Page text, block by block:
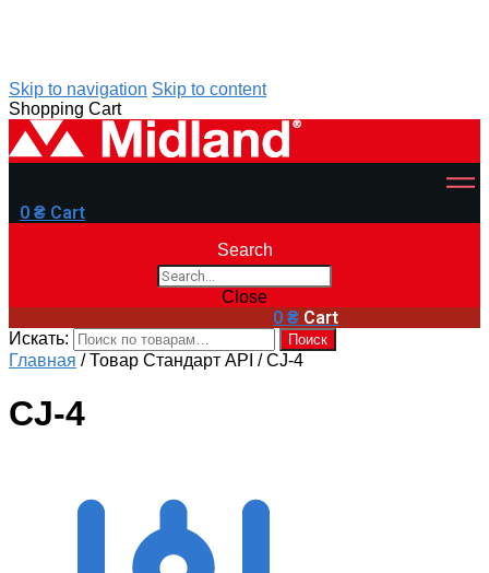
Skip to navigation Skip to content
Shopping Cart
0 ₴ Cart
Search
Close
0₴ Cart
Искать: Поиск
Главная /Товар Стандарт API /CJ-4
CJ-4